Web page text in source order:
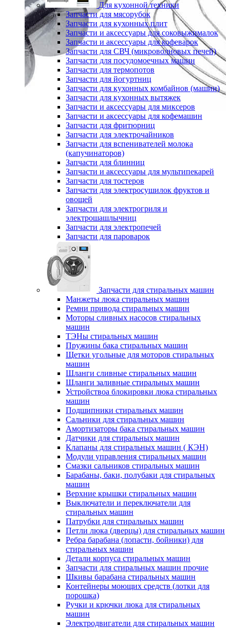
Для кухонной техники
Запчасти для мясорубок
Запчасти для кухонных плит
Запчасти и аксессуары для соковыжималок
Запчасти и аксессуары для кофеварок
Запчасти для СВЧ (микроволновых печей)
Запчасти для посудомоечных машин
Запчасти для термопотов
Запчасти для йогуртниц
Запчасти для кухонных комбайнов (машин)
Запчасти для кухонных вытяжек
Запчасти и аксессуары для миксеров
Запчасти и аксессуары для кофемашин
Запчасти для фритюрниц
Запчасти для электрочайников
Запчасти для вспенивателей молока
(капучинаторов)
Запчасти для блинниц
Запчасти и аксессуары для мультипекарей
Запчасти для тостеров
Запчасти для электросушилок фруктов и
овощей
Запчасти для электрогриля и
электрошашлычниц
Запчасти для электропечей
Запчасти для пароварок
Запчасти для стиральных машин
Манжеты люка стиральных машин
Ремни привода стиральных машин
Моторы сливных насосов стиральных
машин
ТЭНы стиральных машин
Пружины бака стиральных машин
Щетки угольные для моторов стиральных
машин
Шланги сливные стиральных машин
Шланги заливные стиральных машин
Устройствоа блокировки люка стиральных
машин
Подшипники стиральных машин
Сальники для стиральных машин
Амортизаторы бака стиральных машин
Датчики для стиральных машин
Клапаны для стиральных машин ( КЭН)
Модули управления стиральных машин
Смазки сальников стиральных машин
Барабаны, баки, полубаки для стиральных
машин
Верхние крышки стиральных машин
Выключатели и переключатели для
стиральных машин
Патрубки для стиральных машин
Петли люка (дверцы) для стиральных машин
Ребра барабана (лопасти, бойники) для
стиральных машин
Детали корпуса стиральных машин
Запчасти для стиральных машин прочие
Шкивы барабана стиральных машин
Контейнеры моющих средств (лотки для
порошка)
Ручки и крючки люка для стиральных
машин
Электродвигатели для стиральных машин